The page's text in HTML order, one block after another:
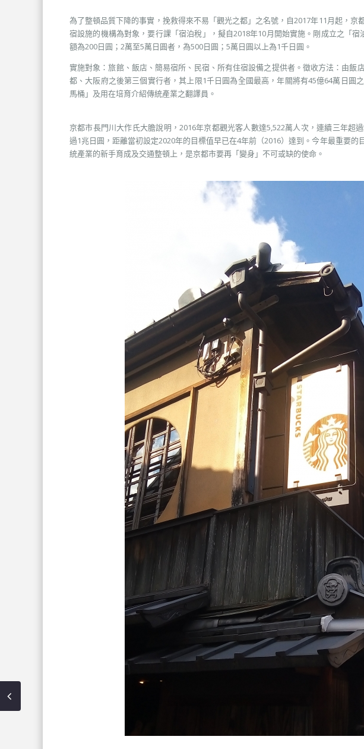
為了整頓品質下降的事實，挽救得來不易「觀光之都」之名號，自2017年11月起，
宿設施的機構為對象，要行課「宿泊稅」，擬自2018年10月開始實施。剛成立之「
額為200日圓；2萬至5萬日圓者，為500日圓；5萬日圓以上為1千日圓。
實施對象：旅館、飯店、簡易宿所、民宿、所有住宿設備之提供者。徵收方法：由飯
都、大阪府之後第三個實行者，其上限1千日圓為全國最高，年關將有45億64萬日圓
馬桶」及用在培育介紹傳統產業之翻譯員。
京都市長門川大作氏大膽說明，2016年京都觀光客人數達5,522萬人次，連續三年超
過1兆日圓，距離當初設定2020年的目標值早已在4年前（2016）達到。今年最重要
統產業的新手育成及交通整頓上，是京都市要再「變身」不可或缺的使命。